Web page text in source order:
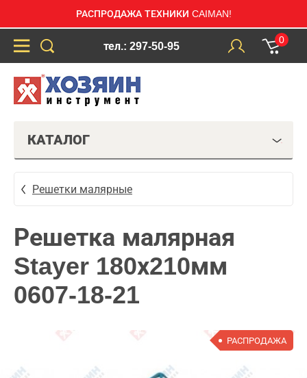
РАСПРОДАЖА ТЕХНИКИ CAIMAN!
тел.: 297-50-95
0
КАТАЛОГ
Решетки малярные
Решетка малярная
Stayer 180х210мм
0607-18-21
РАСПРОДАЖА